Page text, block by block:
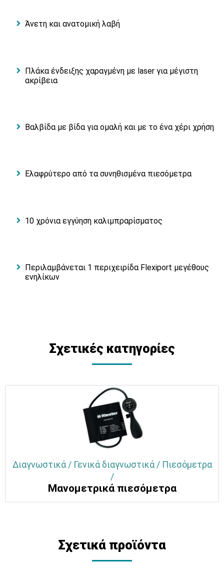
Άνετη και ανατομική λαβή
Πλάκα ένδειξης χαραγμένη με laser για μέγιστη
ακρίβεια
Βαλβίδα με βίδα για ομαλή και με το ένα χέρι χρήση
Ελαφρύτερο από τα συνηθισμένα πιεσόμετρα
10 χρόνια εγγύηση καλιμπραρίσματος
Περιλαμβάνεται 1 περιχειρίδα Flexiport μεγέθους
ενηλίκων
Σχετικές κατηγορίες
Διαγνωστικά / Γενικά διαγνωστικά / Πιεσόμετρα
/
Μανομετρικά πιεσόμετρα
Σχετικά προϊόντα